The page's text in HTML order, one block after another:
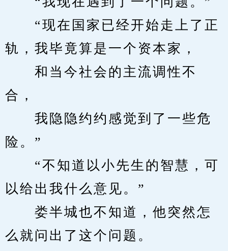
“现在国家已经开始走上了正
轨，我毕竟算是一个资本家，
和当今社会的主流调性不
合，
我隐隐约约感觉到了一些危
险。”
“不知道以小先生的智慧，可
以给出我什么意见。”
娄半城也不知道，他突然怎
么就问出了这个问题。